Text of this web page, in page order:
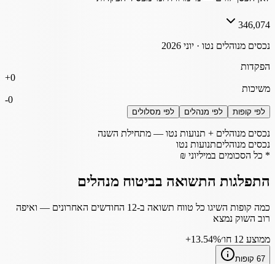
346,074
נכסים מנוהלים נטו · יוני 2026
הפקדות
+0
משיכות
-0
לפי קופות לפי מנהלים לפי מסלולים
נכסים מנוהלים + תנועות נטו — מתחילת השנה
נכסים מנוהליםתנועות נטו
* כל הסכומים במיליוני ₪
התפלגות התשואה בביטוח מנהלים
כמה קופות השיגו כל טווח תשואה ב-12 החודשים האחרונים — ואיפה
רוב השוק נמצא
ממוצע 12 חו׳
‎+13.54%
67 קופות